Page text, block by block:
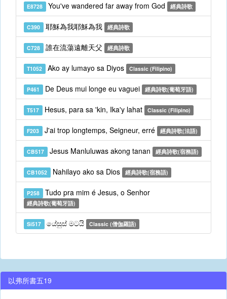
E8728 You've wandered far away from God 經典詩歌
C390 耶穌為我耶穌為我 經典詩歌
C728 誰在流蕩遠離天父 經典詩歌
T1052 Ako ay lumayo sa Diyos Classic (Filipino)
P461 De Deus mui longe eu vaguei 經典詩歌(葡萄牙語)
T517 Hesus, para sa 'kin, Ika'y lahat Classic (Filipino)
F203 J'ai trop longtemps, Seigneur, erré 經典詩歌(法語)
CB517 Jesus Manluluwas akong tanan 經典詩歌(宿務語)
CB1052 Nahilayo ako sa Dios 經典詩歌(宿務語)
P258 Tudo pra mim é Jesus, o Senhor
經典詩歌(葡萄牙語)
Si517 යේසුස් මටයි Classic (僧伽羅語)
以弗所書五19